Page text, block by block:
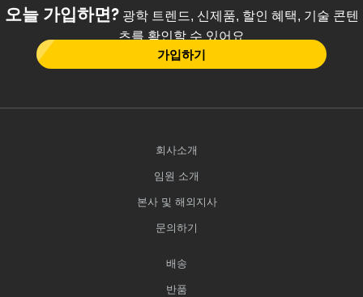
오늘 가입하면?광학 트렌드, 신제품, 할인 혜택, 기술 콘텐
츠를 확인할 수 있어요
가입하기
회사소개
임원 소개
본사 및 해외지사
문의하기
배송
반품